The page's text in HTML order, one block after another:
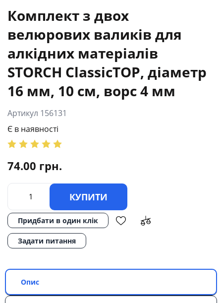
Комплект з двох
велюрових валиків для
алкідних матеріалів
STORCH ClassicTOP, діаметр
16 мм, 10 см, ворс 4 мм
Артикул 156131
Є в наявності
74.00 грн.
КУПИТИ
Придбати в один клік
Задати питання
Опис